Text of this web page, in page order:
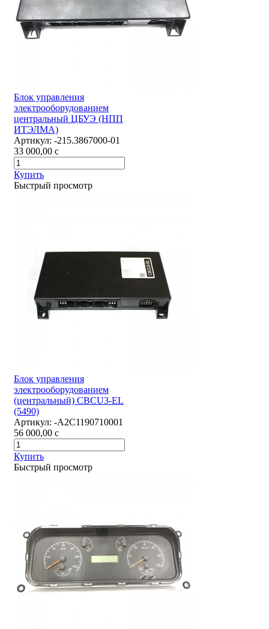
Блок управления
электрооборудованием
центральный ЦБУЭ (НПП
ИТЭЛМА)
Артикул: -215.3867000-01
33 000,00 c
Купить
Быстрый просмотр
Блок управления
электрооборудованием
(центральный) CBCU3-EL
(5490)
Артикул: -А2С1190710001
56 000,00 c
Купить
Быстрый просмотр